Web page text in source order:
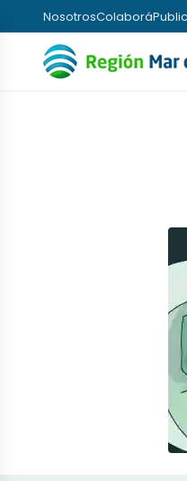
NosotrosColaborá